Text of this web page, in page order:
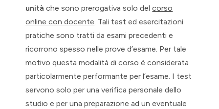
unità che sono prerogativa solo delcorso
online con docente. Tali test ed esercitazioni
pratiche sono tratti da esami precedenti e
ricorrono spesso nelle prove d’esame. Per tale
motivo questa modalità di corso è considerata
particolarmente performante per l’esame. I test
servono solo per una verifica personale dello
studio e per una preparazione ad un eventuale